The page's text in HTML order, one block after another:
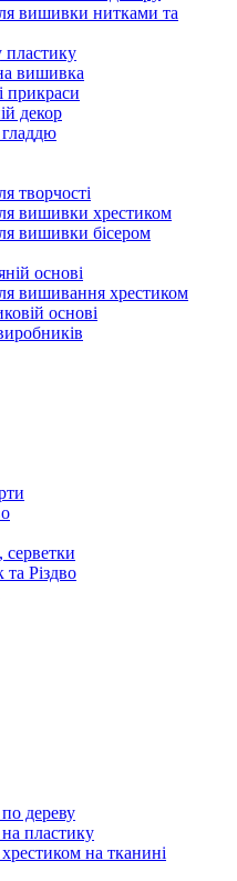
вишивки нитками та
пластику
вишивка
прикраси
декор
творчості
вишивки хрестиком
вишивки бісером
основі
вишивання хрестиком
основі
Різдво
дереву
пластику
на тканині